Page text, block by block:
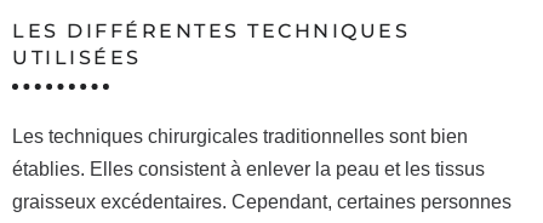
LES DIFFÉRENTES TECHNIQUES
UTILISÉES
Les techniques chirurgicales traditionnelles sont bien
établies. Elles consistent à enlever la peau et les tissus
graisseux excédentaires. Cependant, certaines personnes